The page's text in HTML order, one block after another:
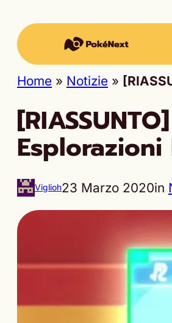
Home » Notizie »
Esplorazioni
Viglioh23 Marzo 2020in